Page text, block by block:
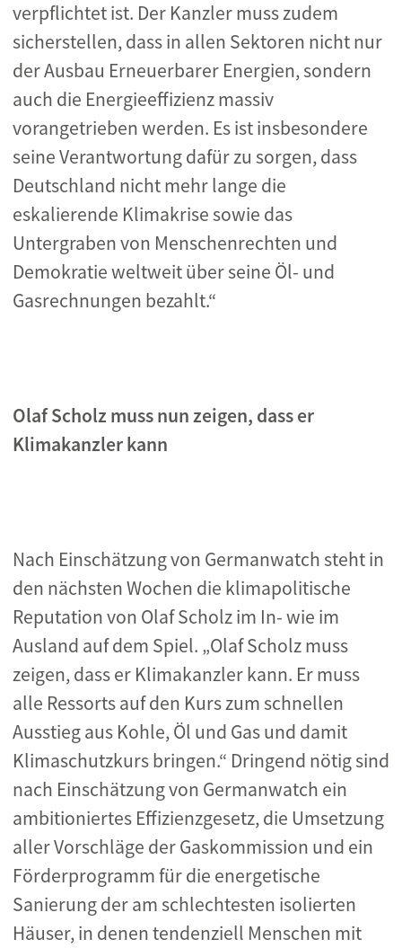
verpflichtet ist. Der Kanzler muss zudem
sicherstellen, dass in allen Sektoren nicht nur
der Ausbau Erneuerbarer Energien, sondern
auch die Energieeffizienz massiv
vorangetrieben werden. Es ist insbesondere
seine Verantwortung dafür zu sorgen, dass
Deutschland nicht mehr lange die
eskalierende Klimakrise sowie das
Untergraben von Menschenrechten und
Demokratie weltweit über seine Öl- und
Gasrechnungen bezahlt.“
Olaf Scholz muss nun zeigen, dass er
Klimakanzler kann
Nach Einschätzung von Germanwatch steht in
den nächsten Wochen die klimapolitische
Reputation von Olaf Scholz im In- wie im
Ausland auf dem Spiel. „Olaf Scholz muss
zeigen, dass er Klimakanzler kann. Er muss
alle Ressorts auf den Kurs zum schnellen
Ausstieg aus Kohle, Öl und Gas und damit
Klimaschutzkurs bringen.“ Dringend nötig sind
nach Einschätzung von Germanwatch ein
ambitioniertes Effizienzgesetz, die Umsetzung
aller Vorschläge der Gaskommission und ein
Förderprogramm für die energetische
Sanierung der am schlechtesten isolierten
Häuser, in denen tendenziell Menschen mit